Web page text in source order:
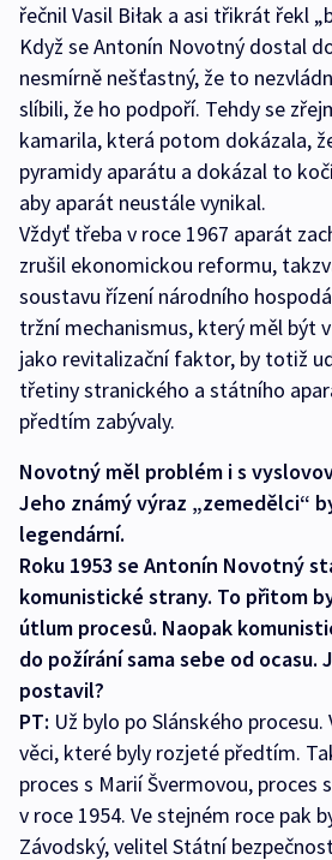
řečnil Vasil Biłak a asi třikrát řekl
Když se Antonín Novotný dostal
nesmírně nešťastný, že to
slíbili, že ho podpoří. Tehdy se
kamarila, která potom dokázala,
pyramidy aparátu a dokázal to
aby aparát neustále vynikal.
Vždyť třeba v roce 1967 aparát
zrušil ekonomickou reformu,
soustavu řízení národního
tržní mechanismus, který měl být
jako revitalizační faktor, by totiž
třetiny stranického a státního
předtím zabývaly.
Novotný měl problém i s
Jeho známý výraz „zemedělci“
legendární.
Roku 1953 se Antonín Novotný
komunistické strany. To přitom
útlum procesů. Naopak
do požírání sama sebe od ocasu.
postavil?
PT: Už bylo po Slánského
věci, které byly rozjeté předtím.
proces s Marií Švermovou, proces
v roce 1954. Ve stejném roce pak
Závodský, velitel Státní